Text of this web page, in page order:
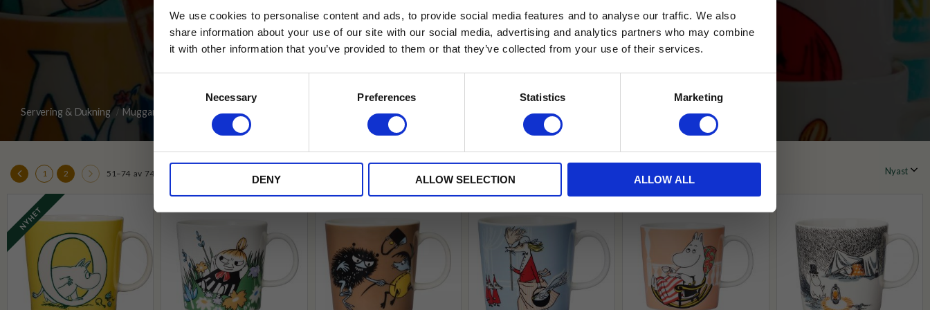
We use cookies to personalise content and ads, to provide social media features and to analyse our traffic. We also
share information about your use of our site with our social media, advertising and analytics partners who may combine
it with other information that you’ve provided to them or that they’ve collected from your use of their services.
Selection
Necessary Preferences Statistics Marketing
DENY ALLOW SELECTION ALLOW ALL
Servering & Dukning Muggar & Koppar Mumin muggar
51–74 av 74
1 2
NYHET
Jag samtycker till Tehuset Javas villkor.Läs mer
* Rabatten gäller endast online på Tehusetjava.se. Rabatten fungerar endast
på ordinarie priser och kan ej kombineras med andra erbjudanden.